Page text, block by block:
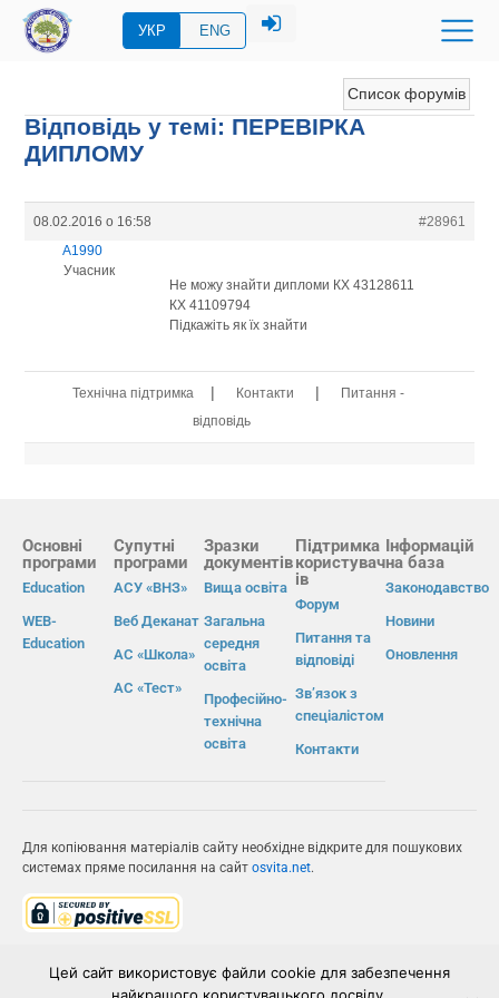
УКР ENG
Список форумів
Відповідь у темі: ПЕРЕВIРКА
ДИПЛОМУ
08.02.2016 о 16:58
#28961
A1990
Учасник
Не можу знайти дипломи КХ 43128611
КХ 41109794
Підкажіть як їх знайти
Технічна підтримка | Контакти |
Питання -
відповідь
Основні
програми
Education
WEB-
Education
Супутні
програми
АСУ «ВНЗ»
Веб Деканат
АС «Школа»
АС «Тест»
Зразки
документів
Вища освіта
Загальна
середня
освіта
Професійно-
технічна
освіта
Підтримка
користувач
ів
Форум
Питання та
відповіді
Зв’язок з
спеціалістом
Контакти
Інформацій
на база
Законодавство
Новини
Оновлення
Для копіювання матеріалів сайту необхідне відкрите для пошукових
системах пряме посилання на сайт osvita.net.
Цей сайт використовує файли cookie для забезпечення